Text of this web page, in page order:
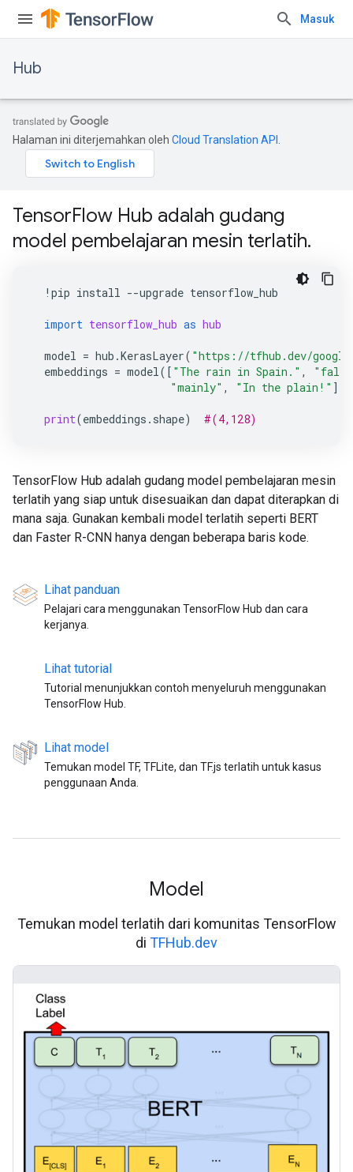
Masuk
Hub
Halaman ini diterjemahkan oleh Cloud Translation API
TensorFlow Hub adalah gudang
model pembelajaran mesin terlatih.
! pip install --upgrade tensorflow_hub
import tensorflow_hub as hub
model = hub .KerasLayer( "https://tfhub.dev/
embeddings = model([ "The rain in Spain." ,
"mainly" , "In the plain!" ])
print(embeddings . shape) #(4,128)
TensorFlow Hub adalah gudang model pembelajaran mesin
terlatih yang siap untuk disesuaikan dan dapat diterapkan di
mana saja. Gunakan kembali model terlatih seperti BERT
dan Faster R-CNN hanya dengan beberapa baris kode.
Lihat panduan
Pelajari cara menggunakan TensorFlow Hub dan cara
kerjanya.
Lihat tutorial
Tutorial menunjukkan contoh menyeluruh menggunakan
TensorFlow Hub.
Lihat model
Temukan model TF, TFLite, dan TF.js terlatih untuk kasus
penggunaan Anda.
Model
Temukan model terlatih dari komunitas TensorFlow
di TFHub.dev